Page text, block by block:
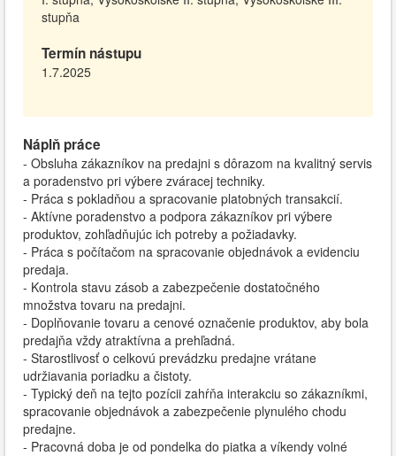
stupňa
Termín nástupu
1.7.2025
Náplň práce
- Obsluha zákazníkov na predajni s dôrazom na kvalitný servis
a poradenstvo pri výbere zváracej techniky.
- Práca s pokladňou a spracovanie platobných transakcií.
- Aktívne poradenstvo a podpora zákazníkov pri výbere
produktov, zohľadňujúc ich potreby a požiadavky.
- Práca s počítačom na spracovanie objednávok a evidenciu
predaja.
- Kontrola stavu zásob a zabezpečenie dostatočného
množstva tovaru na predajni.
- Doplňovanie tovaru a cenové označenie produktov, aby bola
predajňa vždy atraktívna a prehľadná.
- Starostlivosť o celkovú prevádzku predajne vrátane
udržiavania poriadku a čistoty.
- Typický deň na tejto pozícii zahŕňa interakciu so zákazníkmi,
spracovanie objednávok a zabezpečenie plynulého chodu
predajne.
- Pracovná doba je od pondelka do piatka a víkendy volné